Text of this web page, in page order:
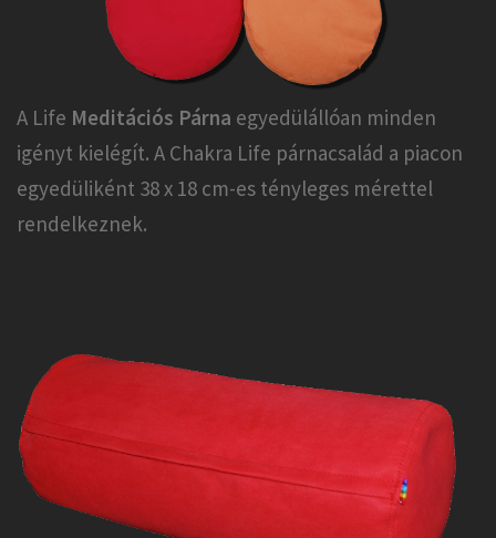
A Life Meditációs Párna egyedülállóan minden
igényt kielégít. A Chakra Life párnacsalád a piacon
egyedüliként 38 x 18 cm-es tényleges mérettel
rendelkeznek.